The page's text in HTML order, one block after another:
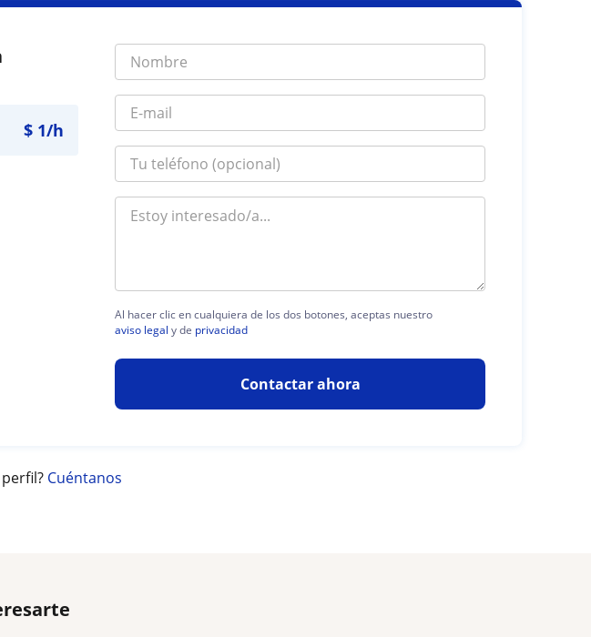
$ 1/h
Al hacer clic en cualquiera de los dos botones, aceptas nuestro
aviso legal y de privacidad
Contactar ahora
Cuéntanos